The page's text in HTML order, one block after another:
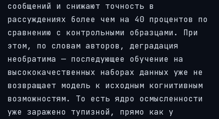
сообщений и снижают точность в
рассуждениях более чем на 40 процентов по
сравнению с контрольными образцами. При
этом, по словам авторов, деградация
необратима — последующее обучение на
высококачественных наборах данных уже не
возвращает модель к исходным когнитивным
возможностям. То есть ядро осмысленности
уже заражено тупизной, прямо как у